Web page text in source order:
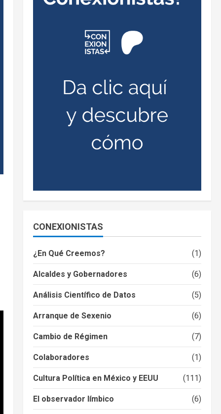
CONEXIONISTAS
¿En Qué Creemos? (1)
Alcaldes y Gobernadores (6)
Análisis Científico de Datos (5)
Arranque de Sexenio (6)
Cambio de Régimen (7)
Colaboradores (1)
Cultura Política en México y EEUU (111)
El observador límbico (6)